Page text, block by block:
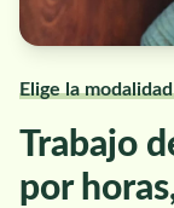
Elige la
Trabajo
por